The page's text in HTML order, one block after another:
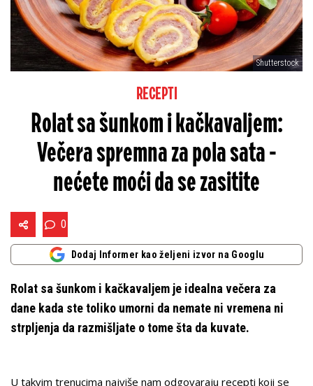
Shutterstock
RECEPTI
Rolat sa šunkom i kačkavaljem:
Večera spremna za pola sata -
nećete moći da se zasitite
0
Dodaj Informer kao željeni izvor na Googlu
Rolat sa šunkom i kačkavaljem je idealna večera za
dane kada ste toliko umorni da nemate ni vremena ni
strpljenja da razmišljate o tome šta da kuvate.
U takvim trenucima najviše nam odgovaraju recepti koji se